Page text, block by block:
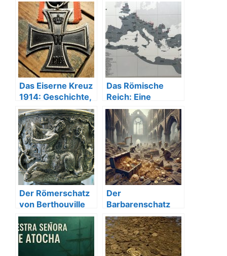
Das Eiserne Kreuz
1914: Geschichte,
Bedeutung &
Sammlerwert
Das Römische
Reich: Eine
Zivilisation, die die
Welt prägte
Der Römerschatz
von Berthouville
Der
Barbarenschatz
von Köln